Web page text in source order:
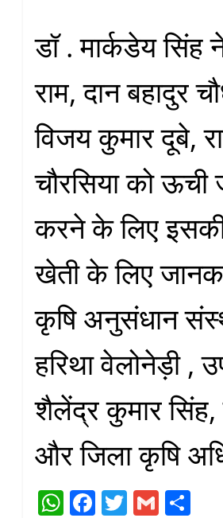
डॉ . मार्कडेय
राम, दान बहादुर
विजय कुमार दूबे,
चौरसिया को ऊची
करने के लिए
खेती के लिए
कृषि अनुसंधान
हरिथा वेलोनेड़ी
शैलेंद्र कुमार सिंह,
और जिला कृषि
W Fa T
G